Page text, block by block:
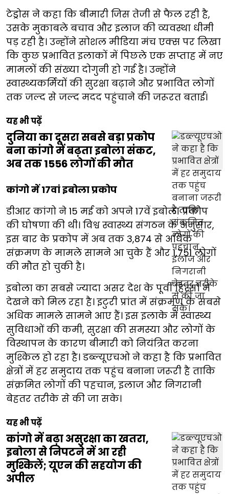
टेड्रोस ने कहा कि बीमारी जिस तेजी से फैल रही है,
उसके मुकाबले बचाव और इलाज की व्यवस्था धीमी
पड़ रही है। उन्होंने सोशल मीडिया मंच एक्स पर लिखा
कि कुछ प्रभावित इलाकों में पिछले एक सप्ताह में नए
मामलों की संख्या दोगुनी हो गई है। उन्होंने
स्वास्थ्यकर्मियों की सुरक्षा बढ़ाने और प्रभावित लोगों
तक जल्द से जल्द मदद पहुंचाने की जरूरत बताई।
यह भी पढ़ें
दुनिया का दूसरा सबसे बड़ा प्रकोप
बना कांगो में बढ़ता इबोला संकट,
अब तक 1556 लोगों की मौत
कांगो में 17वां इबोला प्रकोप
डीआर कांगो ने 15 मई को अपने 17वें इबोला प्रकोप
की घोषणा की थी। विश्व स्वास्थ्य संगठन के अनुसार,
इस बार के प्रकोप में अब तक 3,874 से अधिक
संक्रमण के मामले सामने आ चुके हैं और 1,751 लोगों
की मौत हो चुकी है।
इबोला का सबसे ज्यादा असर देश के पूर्वी हिस्सों में
देखने को मिल रहा है। इटुरी प्रांत में संक्रमण के सबसे
अधिक मामले सामने आए हैं। इस इलाके में स्वास्थ्य
सुविधाओं की कमी, सुरक्षा की समस्या और लोगों के
विस्थापन के कारण बीमारी को नियंत्रित करना
मुश्किल हो रहा है। डब्ल्यूएचओ ने कहा है कि प्रभावित
क्षेत्रों में हर समुदाय तक पहुंच बनाना जरूरी है ताकि
संक्रमित लोगों की पहचान, इलाज और निगरानी
बेहतर तरीके से की जा सके।
यह भी पढ़ें
कांगो में बढ़ा असुरक्षा का खतरा,
इबोला से निपटने में आ रही
मुश्किलें; यूएन की सहयोग की
अपील